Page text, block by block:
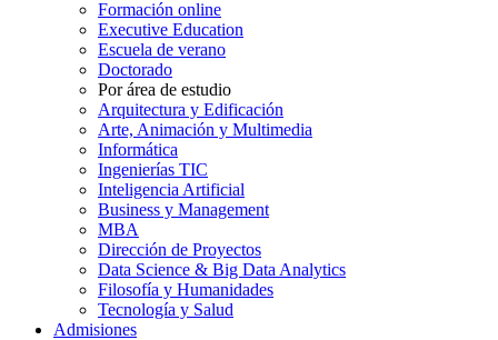
Formación online
Executive Education
Escuela de verano
Doctorado
Por área de estudio
Arquitectura y Edificación
Arte, Animación y Multimedia
Informática
Ingenierías TIC
Inteligencia Artificial
Business y Management
MBA
Dirección de Proyectos
Data Science & Big Data Analytics
Filosofía y Humanidades
Tecnología y Salud
Admisiones